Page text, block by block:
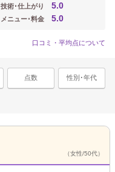
技術･仕上がり 5.0
メニュー･料金 5.0
口コミ・平均点について
点数 性別･年代
（女性/50代）